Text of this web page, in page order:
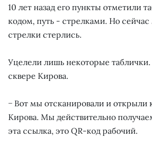
10 лет назад его пункты отметили
кодом, путь - стрелками. Но
стрелки стерлись.
Уцелели лишь некоторые
сквере Кирова.
− Вот мы отсканировали и открыли
Кирова. Мы действительно
эта ссылка, это QR-код рабочий.